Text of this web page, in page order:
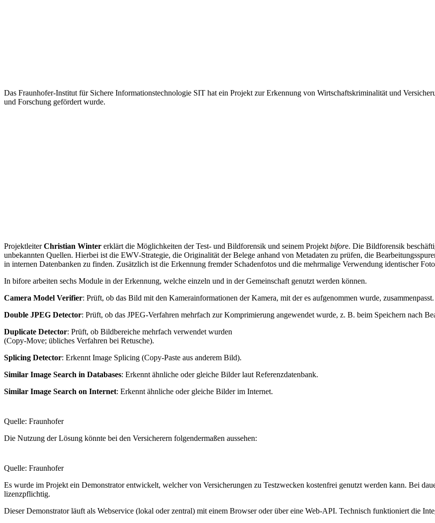
Das Fraunhofer-Institut für Sichere Informationstechnologie SIT hat ein Projekt zur Erkennung von Wirtschaftskriminalität und
und Forschung gefördert wurde.
ProjektleiterChristian Winter erklärt die Möglichkeiten der Test- und Bildforensik und seinem Projektbifore. Die Bildforensik
unbekannten Quellen. Hierbei ist die EWV-Strategie, die Originalität der Belege anhand von Metadaten zu prüfen, die
in internen Datenbanken zu finden. Zusätzlich ist die Erkennung fremder Schadenfotos und die mehrmalige Verwendung identischer
In bifore arbeiten sechs Module in der Erkennung, welche einzeln und in der Gemeinschaft genutzt werden können.
Camera Model Verifier: Prüft, ob das Bild mit den Kamerainformationen der Kamera, mit der es aufgenommen wurde, zusammenpasst.
Double JPEG Detector: Prüft, ob das JPEG-Verfahren mehrfach zur Komprimierung angewendet wurde, z. B. beim Speichern nach
Duplicate Detector: Prüft, ob Bildbereiche mehrfach verwendet wurden
(Copy-Move; übliches Verfahren bei Retusche).
Splicing Detector: Erkennt Image Splicing (Copy-Paste aus anderem Bild).
Similar Image Search in Databases: Erkennt ähnliche oder gleiche Bilder laut Referenzdatenbank.
Similar Image Search on Internet: Erkennt ähnliche oder gleiche Bilder im Internet.
Quelle: Fraunhofer
Die Nutzung der Lösung könnte bei den Versicherern folgendermaßen aussehen:
Quelle: Fraunhofer
Es wurde im Projekt ein Demonstrator entwickelt, welcher von Versicherungen zu Testzwecken kostenfrei genutzt werden kann. Bei
lizenzpflichtig.
Dieser Demonstrator läuft als Webservice (lokal oder zentral) mit einem Browser oder über eine Web-API. Technisch funktioniert die